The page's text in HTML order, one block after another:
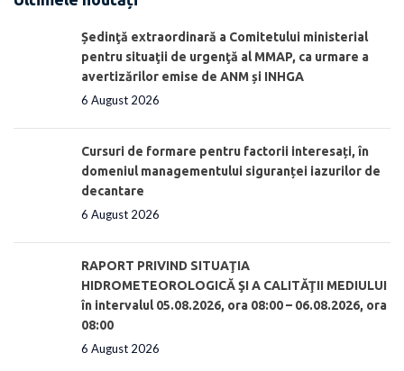
Ședinţă extraordinară a Comitetului ministerial
pentru situaţii de urgenţă al MMAP, ca urmare a
avertizărilor emise de ANM și INHGA
6 August 2026
Cursuri de formare pentru factorii interesați, în
domeniul managementului siguranței iazurilor de
decantare
6 August 2026
RAPORT PRIVIND SITUAŢIA
HIDROMETEOROLOGICĂ ŞI A CALITĂŢII MEDIULUI
în intervalul 05.08.2026, ora 08:00 – 06.08.2026, ora
08:00
6 August 2026